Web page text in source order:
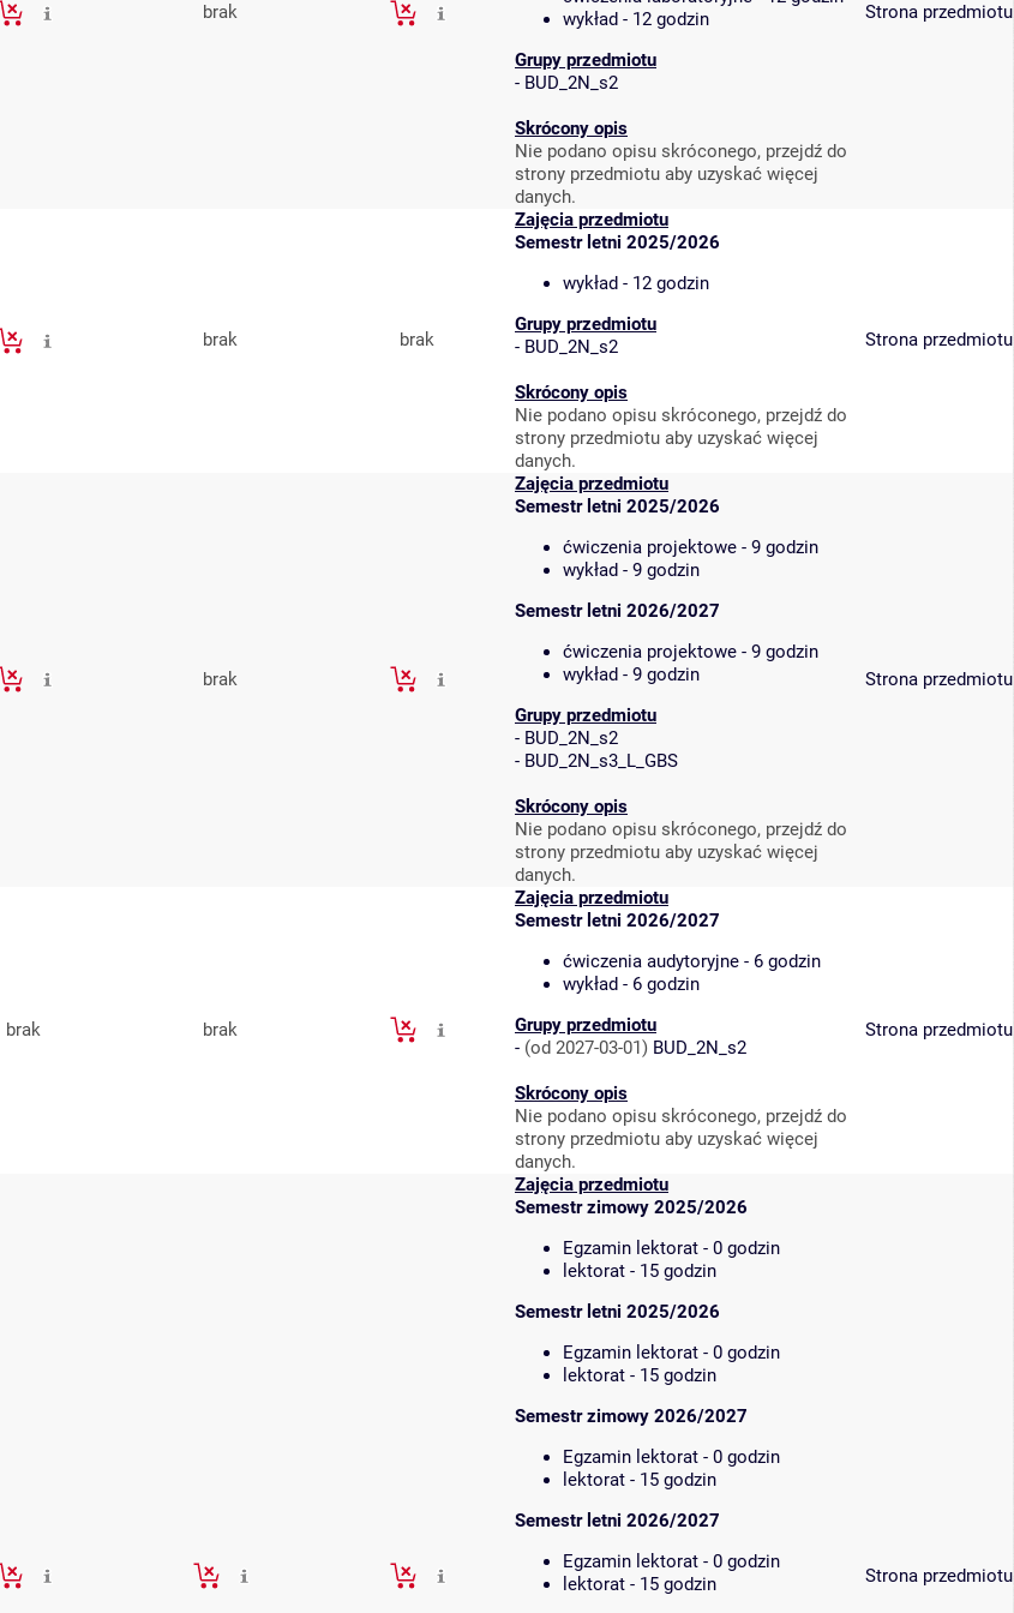
brak
wykład - 12 godzin
Grupy przedmiotu
- BUD_2N_s2
Skrócony opis
Nie podano opisu skróconego, przejdź do
strony przedmiotu aby uzyskać więcej
danych.
Strona przedmiotu
brak brak
Zajęcia przedmiotu
Semestr letni 2025/2026
wykład - 12 godzin
Grupy przedmiotu
- BUD_2N_s2
Skrócony opis
Nie podano opisu skróconego, przejdź do
strony przedmiotu aby uzyskać więcej
danych.
Strona przedmiotu
brak
Zajęcia przedmiotu
Semestr letni 2025/2026
ćwiczenia projektowe - 9 godzin
wykład - 9 godzin
Semestr letni 2026/2027
ćwiczenia projektowe - 9 godzin
wykład - 9 godzin
Grupy przedmiotu
- BUD_2N_s2
- BUD_2N_s3_L_GBS
Skrócony opis
Nie podano opisu skróconego, przejdź do
strony przedmiotu aby uzyskać więcej
danych.
Strona przedmiotu
brak brak
Zajęcia przedmiotu
Semestr letni 2026/2027
ćwiczenia audytoryjne - 6 godzin
wykład - 6 godzin
Grupy przedmiotu
- (od 2027-03-01) BUD_2N_s2
Skrócony opis
Nie podano opisu skróconego, przejdź do
strony przedmiotu aby uzyskać więcej
danych.
Strona przedmiotu
Zajęcia przedmiotu
Semestr zimowy 2025/2026
Egzamin lektorat - 0 godzin
lektorat - 15 godzin
Semestr letni 2025/2026
Egzamin lektorat - 0 godzin
lektorat - 15 godzin
Semestr zimowy 2026/2027
Egzamin lektorat - 0 godzin
lektorat - 15 godzin
Semestr letni 2026/2027
Egzamin lektorat - 0 godzin
lektorat - 15 godzin
Strona przedmiotu